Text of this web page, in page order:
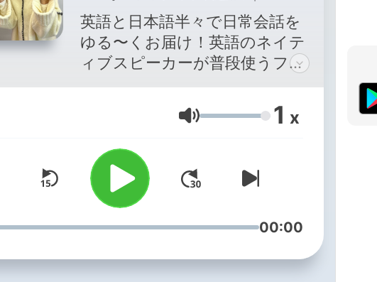
英語と日本語半々で日常会話を
ゆる〜くお届け！英語のネイテ
ィブスピーカーが普段使うフレ
ーズも学べる上に、リスニング
力を鍛えるのに最適！ 帰国子女
バイリンガルアンジーと文法に
強い純ジャパせいけが、明日か
ら使えるネイティブ英語を配信
中！英語を話せるようになりた
い、英語の勉強がなかなか続か
ないという全ての方へ、楽しめ
YouTube → StudyInネイティブ
音量 1 x
00:00